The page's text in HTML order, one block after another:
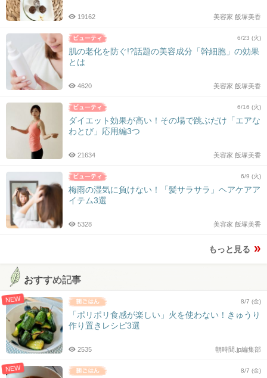
美容家 飯塚美香
19162
6/23 (火)
肌の老化を防ぐ!?話題の美容成分「幹細胞」の効果
とは
美容家 飯塚美香
4620
6/16 (火)
ダイエット効果が高い！その場で跳ぶだけ「エアな
わとび」応用編3つ
美容家 飯塚美香
21634
6/9 (火)
梅雨の湿気に負けない！「髪サラサラ」ヘアケアア
イテム3選
美容家 飯塚美香
5328
もっと見る
おすすめ記事
NEW 8/7 (金)
「ポリポリ食感が楽しい」火を使わない！きゅうり
作り置きレシピ3選
朝時間.jp編集部
2535
NEW 8/7 (金)